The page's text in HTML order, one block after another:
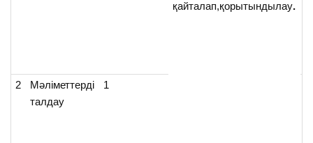
қайталап,қорытындылау.
2
Мәліметтерді
талдау
1